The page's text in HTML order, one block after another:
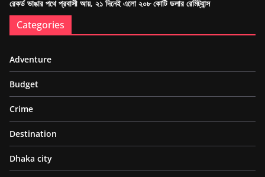
রেকর্ড ভাঙার পথে প্রবাসী আয়, ২১ দিনেই এলো ২০৮ কোটি ডলার রেমিট্যান্স
Categories
Adventure
Budget
Crime
Destination
Dhaka city